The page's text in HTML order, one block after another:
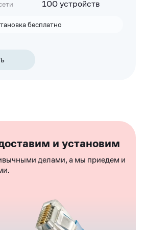
100 устройств
бесплатно
и установим
делами, а мы приедем и